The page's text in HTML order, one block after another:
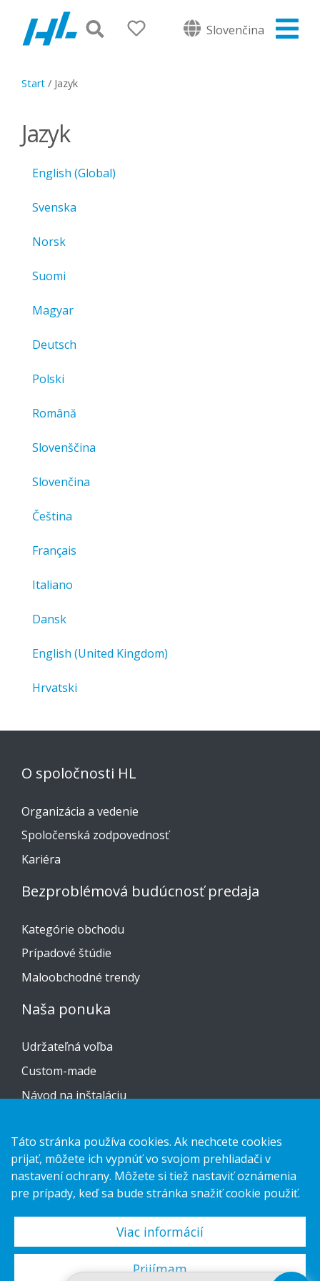
Slovenčina
Start / Jazyk
Jazyk
English (Global)
Svenska
Norsk
Suomi
Magyar
Deutsch
Polski
Română
Slovenščina
Slovenčina
Čeština
Français
Italiano
Dansk
English (United Kingdom)
Hrvatski
O spoločnosti HL
Organizácia a vedenie
Spoločenská zodpovednosť
Kariéra
Bezproblémová budúcnosť predaja
Kategórie obchodu
Prípadové štúdie
Maloobchodné trendy
Naša ponuka
Udržateľná voľba
Custom-made
Návod na inštaláciu
Vyhlásenie o ochrane osobných údajov
Cookies
Copyright 2026 HL Display AB. All rights reserved.
Táto stránka používa cookies. Ak nechcete cookies
prijať, môžete ich vypnúť vo svojom prehliadači v
nastavení ochrany. Môžete si tiež nastaviť oznámenia
pre prípady, keď sa bude stránka snažiť cookie použiť.
Viac informácií
Prijímam